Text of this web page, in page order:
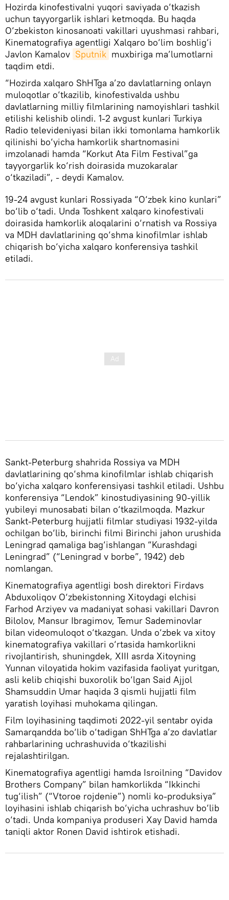
Hozirda kinofestivalni yuqori saviyada o‘tkazish
uchun tayyorgarlik ishlari ketmoqda. Bu haqda
O‘zbekiston kinosanoati vakillari uyushmasi rahbari,
Kinematografiya agentligi Xalqaro bo‘lim boshlig‘i
Javlon Kamalov Sputnik muxbiriga ma’lumotlarni
taqdim etdi.
“Hozirda xalqaro ShHTga a’zo davlatlarning onlayn
muloqotlar o‘tkazilib, kinofestivalda ushbu
davlatlarning milliy filmlarining namoyishlari tashkil
etilishi kelishib olindi. 1-2 avgust kunlari Turkiya
Radio televideniyasi bilan ikki tomonlama hamkorlik
qilinishi bo‘yicha hamkorlik shartnomasini
imzolanadi hamda “Korkut Ata Film Festival”ga
tayyorgarlik ko‘rish doirasida muzokaralar
o‘tkaziladi”, - deydi Kamalov.
19-24 avgust kunlari Rossiyada “O‘zbek kino kunlari”
bo‘lib o‘tadi. Unda Toshkent xalqaro kinofestivali
doirasida hamkorlik aloqalarini o‘rnatish va Rossiya
va MDH davlatlarining qo‘shma kinofilmlar ishlab
chiqarish bo‘yicha xalqaro konferensiya tashkil
etiladi.
Sankt-Peterburg shahrida Rossiya va MDH
davlatlarining qo‘shma kinofilmlar ishlab chiqarish
bo‘yicha xalqaro konferensiyasi tashkil etiladi. Ushbu
konferensiya “Lendok” kinostudiyasining 90-yillik
yubileyi munosabati bilan o‘tkazilmoqda. Mazkur
Sankt-Peterburg hujjatli filmlar studiyasi 1932-yilda
ochilgan bo‘lib, birinchi filmi Birinchi jahon urushida
Leningrad qamaliga bag‘ishlangan “Kurashdagi
Leningrad” (“Leningrad v borbe”, 1942) deb
nomlangan.
Kinematografiya agentligi bosh direktori Firdavs
Abduxoliqov O‘zbekistonning Xitoydagi elchisi
Farhod Arziyev va madaniyat sohasi vakillari Davron
Bilolov, Mansur Ibragimov, Temur Sademinovlar
bilan videomuloqot o‘tkazgan. Unda o‘zbek va xitoy
kinematografiya vakillari o‘rtasida hamkorlikni
rivojlantirish, shuningdek, XIII asrda Xitoyning
Yunnan viloyatida hokim vazifasida faoliyat yuritgan,
asli kelib chiqishi buxorolik bo‘lgan Said Ajjol
Shamsuddin Umar haqida 3 qismli hujjatli film
yaratish loyihasi muhokama qilingan.
Film loyihasining taqdimoti 2022-yil sentabr oyida
Samarqandda bo‘lib o‘tadigan ShHTga a’zo davlatlar
rahbarlarining uchrashuvida o‘tkazilishi
rejalashtirilgan.
Kinematografiya agentligi hamda Isroilning “Davidov
Brothers Company” bilan hamkorlikda “Ikkinchi
tug‘ilish” (“Vtoroe rojdenie”) nomli ko-produksiya”
loyihasini ishlab chiqarish bo‘yicha uchrashuv bo‘lib
o‘tadi. Unda kompaniya produseri Xay David hamda
taniqli aktor Ronen David ishtirok etishadi.